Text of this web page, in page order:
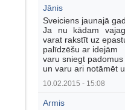
Jānis
Sveiciens jaunajā
Ja nu kādam vajag
varat rakstīt uz
palīdzēšu ar idejām
varu sniegt padomus
un varu ari notāmēt
10.02.2015 - 15:08
Armis